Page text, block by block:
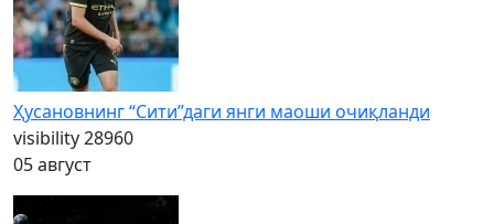
Ҳусановнинг “Сити”даги янги маоши очиқланди
visibility28960
05 август